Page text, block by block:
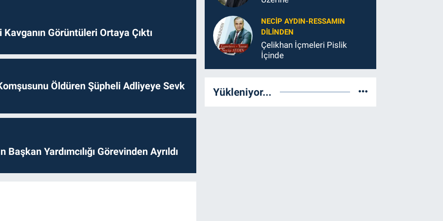
Kavganın Görüntüleri Ortaya Çıktı
Öldüren Şüpheli Adliyeye Sevk
Başkan Yardımcılığı Görevinden Ayrıldı
NECIP AYDIN-RESSAMIN
DILINDEN
Çelikhan İçmeleri Pislik
İçinde
Yükleniyor...